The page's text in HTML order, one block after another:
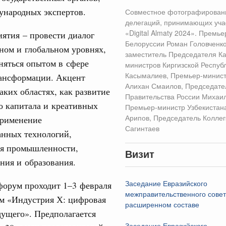
фотографирование
делегаций,
участие в форуме
Almaty 2024».
министр
Головченко, Первый
заместитель
Кабинета министров
Киргизской
Адылбек
Премьер-министр
Алихан Смаилов,
Председатель
России Михаил
Премьер-министр
Абдулла Арипов,
Председатель
Совместное
делегаций, принимающих
«Digital Almaty 2024».
Белоруссии Роман
заместитель Председателя
министров Киргизской
Касымалиев, Премьер-
Алихан Смаилов,
Правительства России
Премьер-министр
Арипов, Председатель
Сагинтаев
экспертов.
Визит
Заседание Евразийского
межправительственного
расширенном составе
– провести диалог
и глобальном уровнях,
опытом в сфере
Акцент
областях, как развитие
капитала и креативных
технологий,
промышленности,
и образования.
проходит 1–3 февраля
«Индустрия Х: цифровая
Предполагается
поздравили российскую сборную с
по искусственному интеллекту
область
Межбюджетные отношения
инфраструктуры построили и
кредитам
госпрограмм повысит эффективность
завершил строительство и реконструкцию
их последствий
правкомиссии по ликвидации последствий
проливе
31
С
Для